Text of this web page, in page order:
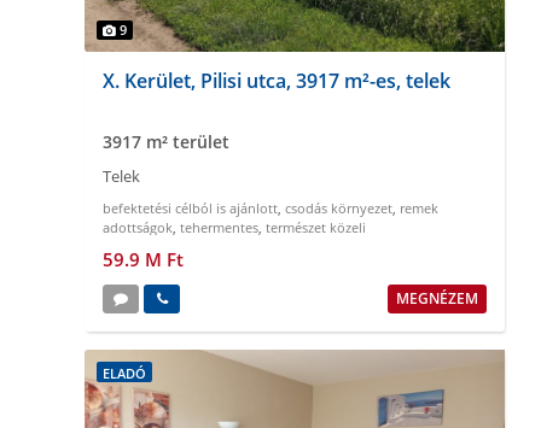
9
X. Kerület, Pilisi utca, 3917 m²-es, telek
3917 m² terület
Telek
befektetési célból is ajánlott, csodás környezet, remek
adottságok, tehermentes, természet közeli
59.9 M Ft
MEGNÉZEM
ELADÓ